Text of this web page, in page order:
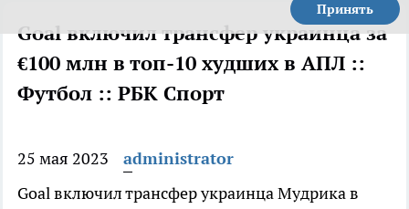
Принять
Goal включил трансфер украинца за
€100 млн в топ-10 худших в АПЛ ::
Футбол :: РБК Спорт
25 мая 2023
administrator
Goal включил трансфер украинца Мудрика в